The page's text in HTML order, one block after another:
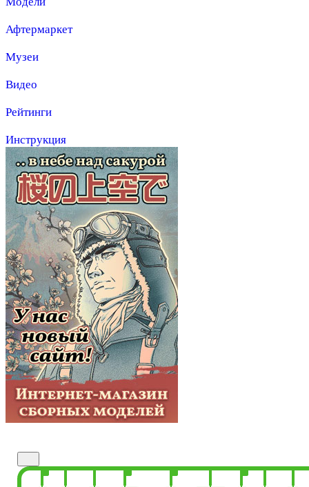
Афтермаркет
Музеи
Видео
Рейтинги
Инструкция